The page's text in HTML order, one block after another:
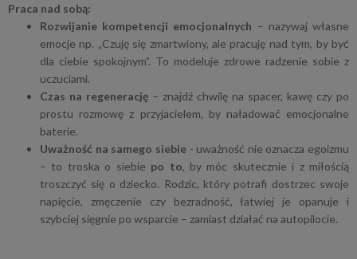
Praca nad sobą:
Rozwijanie kompetencji emocjonalnych – nazywaj własne
emocje np. „Czuję się zmartwiony, ale pracuję nad tym, by być
dla ciebie spokojnym”. To modeluje zdrowe radzenie sobie z
uczuciami.
Czas na regenerację – znajdź chwilę na spacer, kawę czy po
prostu rozmowę z przyjacielem, by naładować emocjonalne
baterie.
Uważność na samego siebie- uważność nie oznacza egoizmu
– to troska o siebie po to, by móc skutecznie i z miłością
troszczyć się o dziecko. Rodzic, który potrafi dostrzec swoje
napięcie, zmęczenie czy bezradność, łatwiej je opanuje i
szybciej sięgnie po wsparcie – zamiast działać na autopilocie.